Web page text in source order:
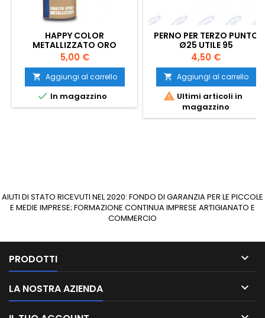
HAPPY COLOR
METALLIZZATO ORO
DUCATO 400 ML.
Prezzo
5,00 €
 Aggiungi al carrello
 In magazzino
PERNO PER TERZO PUNTO
Ø25 UTILE 95
Prezzo
4,50 €
 Aggiungi al carrello
 Ultimi articoli in
magazzino
AIUTI DI STATO RICEVUTI NEL 2020: FONDO DI GARANZIA PER LE PICCOLE
E MEDIE IMPRESE; FORMAZIONE CONTINUA IMPRESE ARTIGIANATO E
COMMERCIO
PRODOTTI 
LA NOSTRA AZIENDA 